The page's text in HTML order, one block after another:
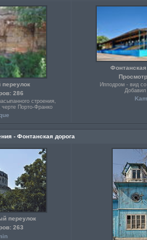
286
строения,
черте Порто-Франко
Ипподром - вид
Добавил
- Фонтанская дорога
переулок
263